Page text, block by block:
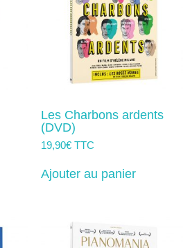
Les Charbons ardents
(DVD)
19,90€ TTC
Ajouter au panier